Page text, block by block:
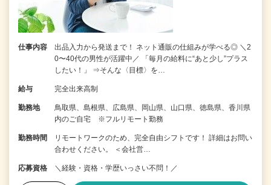
仕事内容
出品入力から発送まで！ ネット通販の仕組みが学べる◎ ＼2
0〜40代の男性が活躍中／ 「毎月の給料に“あと少し”プラス
したい！」 ⇒そんな〈目標〉を…
給与 完全出来高制
勤務地
鳥取県、島根県、広島県、岡山県、山口県、徳島県、香川県
内のご自宅 ※フルリモート勤務
勤務時間
リモートワークのため、完全自由シフトです！ 詳細はお問い
合わせください。 ＜会社営…
応募資格 ＼経験・資格・学歴いっさい不問！／